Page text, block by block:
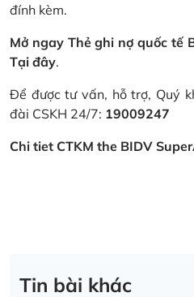
đính kèm.
Mở ngay Thẻ ghi nợ quốc tế
Tại đây.
Để được tư vấn, hỗ trợ, Quý
đài CSKH 24/7: 19009247
Chi tiet CTKM the BIDV
Tin bài khác